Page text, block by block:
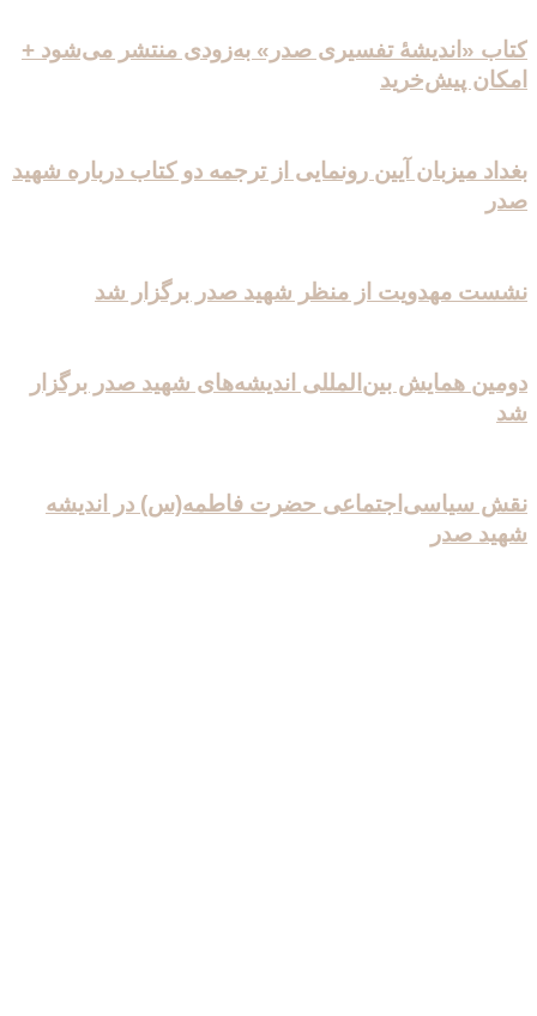
کتاب «اندیشۀ تفسیری صدر» به‌زودی منتشر می‌شود +
امکان پیش‌خرید
بغداد میزبان آیین رونمایی از ترجمه دو کتاب درباره شهید
صدر
نشست مهدویت از منظر شهید صدر برگزار شد
دومین همایش بین‌المللی اندیشه‌های شهید صدر برگزار
شد
نقش سیاسی‌اجتماعی حضرت فاطمه(س) در اندیشه
شهید صدر